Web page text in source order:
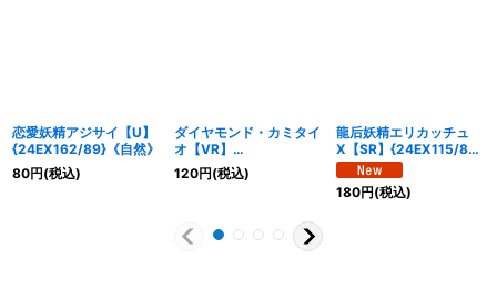
恋愛妖精アジサイ【U】
{24EX162/89}《自然》
80円(税込)
ダイヤモンド・カミタイ
オ【VR】
{24EX120/89}《自然》
120円(税込)
龍后妖精エリカッチュ
X【SR】{24EX115/89}
《多》
180円(税込)